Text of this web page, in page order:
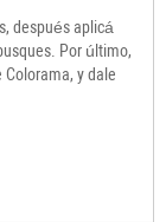
después aplicá
Por último,
y dale